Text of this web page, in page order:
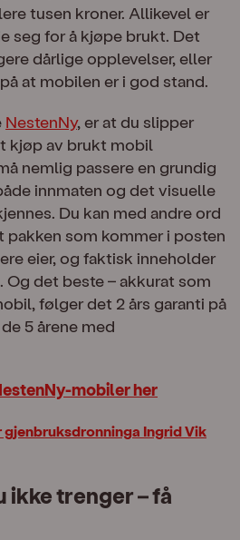
tusen kroner. Allikevel er
seg for å kjøpe brukt. Det
dårlige opplevelser, eller
at mobilen er i god stand.
NestenNy, er at du slipper
kjøp av brukt mobil
nemlig passere en grundig
innmaten og det visuelle
Du kan med andre ord
som kommer i posten
eier, og faktisk inneholder
Og det beste – akkurat som
følger det 2 års garanti på
5 årene med
mobiler her
gjenbruksdronninga Ingrid Vik
ikke trenger – få